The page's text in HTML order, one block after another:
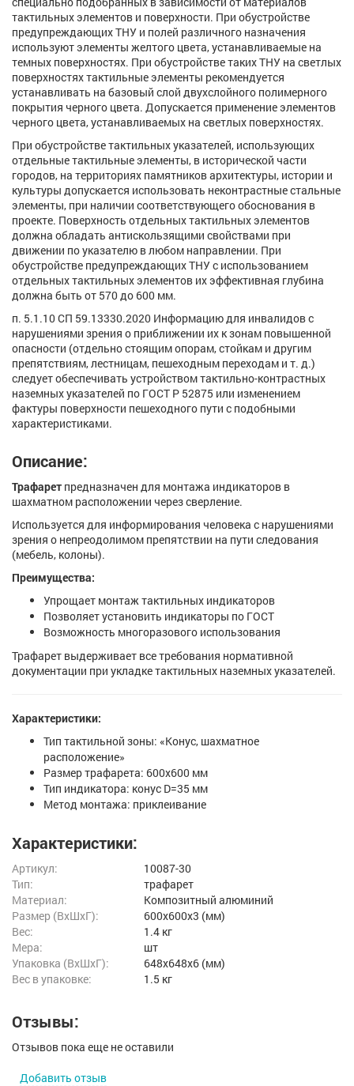
тактильных элементов и поверхности. При обустройстве
предупреждающих ТНУ и полей различного назначения
используют элементы желтого цвета, устанавливаемые на
темных поверхностях. При обустройстве таких ТНУ на светлых
поверхностях тактильные элементы рекомендуется
устанавливать на базовый слой двухслойного полимерного
покрытия черного цвета. Допускается применение элементов
черного цвета, устанавливаемых на светлых поверхностях.
При обустройстве тактильных указателей, использующих
отдельные тактильные элементы, в исторической части
городов, на территориях памятников архитектуры, истории и
культуры допускается использовать неконтрастные стальные
элементы, при наличии соответствующего обоснования в
проекте. Поверхность отдельных тактильных элементов
должна обладать антискользящими свойствами при
движении по указателю в любом направлении. При
обустройстве предупреждающих ТНУ с использованием
отдельных тактильных элементов их эффективная глубина
должна быть от 570 до 600 мм.
п. 5.1.10 СП 59.13330.2020 Информацию для инвалидов с
нарушениями зрения о приближении их к зонам повышенной
опасности (отдельно стоящим опорам, стойкам и другим
препятствиям, лестницам, пешеходным переходам и т. д.)
следует обеспечивать устройством тактильно-контрастных
наземных указателей по ГОСТ Р 52875 или изменением
фактуры поверхности пешеходного пути с подобными
характеристиками.
Описание:
Трафарет предназначен для монтажа индикаторов в
шахматном расположении через сверление.
Используется для информирования человека с нарушениями
зрения о непреодолимом препятствии на пути следования
(мебель, колоны).
Преимущества:
Упрощает монтаж тактильных индикаторов
Позволяет установить индикаторы по ГОСТ
Возможность многоразового использования
Трафарет выдерживает все требования нормативной
документации при укладке тактильных наземных указателей.
Характеристики:
Тип тактильной зоны: «Конус, шахматное
расположение»
Размер трафарета: 600х600 мм
Тип индикатора: конус D=35 мм
Метод монтажа: приклеивание
Характеристики:
Артикул:
10087-30
Тип:
трафарет
Материал:
Композитный алюминий
Размер (ВxШxГ):
600x600x3 (мм)
Вес:
1.4 кг
Мера:
шт
Упаковка (ВхШхГ):
648x648x6 (мм)
Вес в упаковке:
1.5 кг
Отзывы:
Отзывов пока еще не оставили
Добавить отзыв